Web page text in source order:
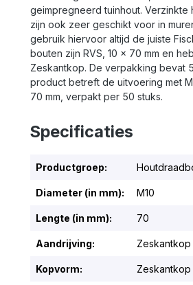
geimpregneerd tuinhout. Verzinkte
zijn ook zeer geschikt voor in
gebruik hiervoor altijd de juiste
bouten zijn RVS, 10 x 70 mm en
Zeskantkop. De verpakking bevat
product betreft de uitvoering met
70 mm, verpakt per 50 stuks.
Specificaties
Productgroep:
Diameter (in mm): M10
Lengte (in mm): 70
Aandrijving: Zeskantkop
Kopvorm: Zeskantkop